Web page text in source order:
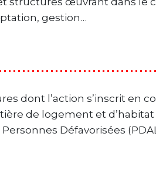
gestion…
dont l’action s’inscrit en
de logement et
Défavorisées